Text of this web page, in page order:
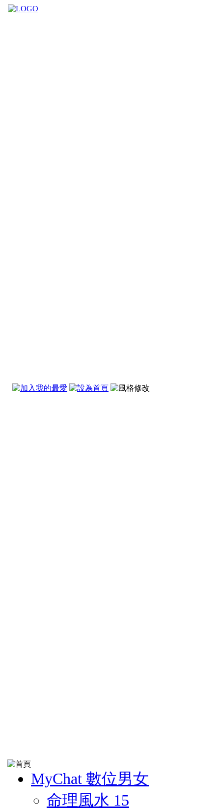
MyChat 數位男女
命理風水 15